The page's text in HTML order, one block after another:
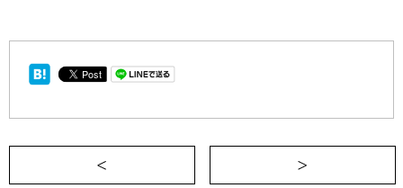
＜ ぼくが「ゲイ」を使いたくない理由